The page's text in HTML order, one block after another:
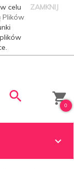
celu
Plików
ZAMKNIJ
0